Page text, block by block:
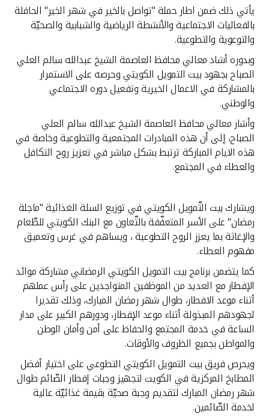
اتصل بنا
مواقع الفروع وأجهزة الصرف الآلي
ألمانيا
ماليزيا
تركيا
المملكة المتحدة
مملكة البحرين
يأتي ذلك ضمن اطار حملة "تواصل بالخير في شهر الخير" الحافلة
بالفعاليات الاجتماعية والأنشطة الرياضية والشبابية والصحيّة
والتوعوية والتطوعية.
وبدوره أشاد معالي محافظ العاصمة الشيخ عبدالله سالم العلي
الصباح بجهود بيت التمويل الكويتي وحرصه على الاستمرار
بالمشاركة في الاعمال الخيرية وتفعيل دوره الاجتماعي
والوطني.
وأشار معالي محافظ العاصمة الشيخ عبدالله سالم العلي
الصباح، إلى أن هذه المبادرات المجتمعية والتطوعية وخاصة في
هذه الايام المباركة ترتبط بشكل مباشر في تعزيز روح التكافل
والعطاء في المجتمع.
ويشارك بيت التّمويل الكويتي في توزيع السلة الغذائية "ماجلة
رمضان" على الأسر المتعفّفة بالتّعاون مع البنك الكويتي للطّعام
والإغاثة بما يعزز الروح التطوعية ، ويساهم في غرس وتعميق
مفهوم العطاء.
كما يتضمن برنامج بيت التمويل الكويتي الرمضاني مشاركة موائد
الإفطار مع العديد من الموظفين المتواجدين على رأس عملهم
أثناء موعد الافطار، طوال شهر رمضان المبارك، وذلك تقديرا
لجهودهم المبذولة أثناء موعد الإفطار، ودورهم الكبير على مدار
الساعة في خدمة المجتمع والحفاظ على أمن وأمان الوطن
والمواطن بجميع الظروف والأوقات.
ويحرص فريق بيت التمويل الكويتي التطوعي على اختيار أفضل
المطابخ المركزية في الكويت لتجهيز وجبات إفطار الصّائم طوال
شهر رمضان المبارك لتقديم وجبة صحيّة بقيمة غذائيّة عالية
لخدمة الصّائمين.